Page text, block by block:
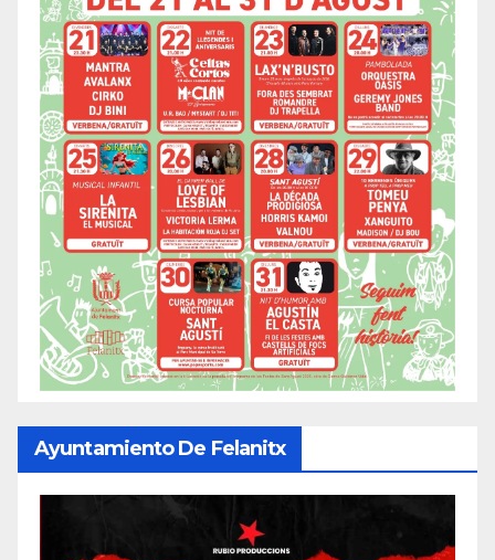
Ayuntamiento De Felanitx